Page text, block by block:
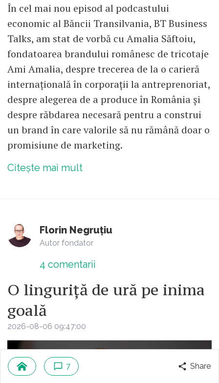
În cel mai nou episod al podcastului
economic al Băncii Transilvania, BT Business
Talks, am stat de vorbă cu Amalia Săftoiu,
fondatoarea brandului românesc de tricotaje
Ami Amalia, despre trecerea de la o carieră
internațională în corporații la antreprenoriat,
despre alegerea de a produce în România și
despre răbdarea necesară pentru a construi
un brand în care valorile să nu rămână doar o
promisiune de marketing.
Citește mai mult
Florin Negruțiu
Autor fondator
4 comentarii
O linguriță de ură pe inima
goală
2026-08-06 09:47:00
7 Share